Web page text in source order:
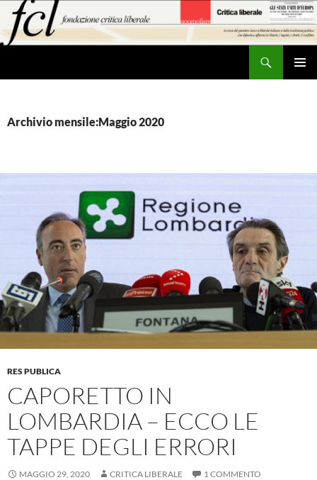
contenuto
Archivio mensile:Maggio 2020
RES PUBLICA
CAPORETTO IN
LOMBARDIA – ECCO LE
TAPPE DEGLI ERRORI
MAGGIO 29, 2020 CRITICA LIBERALE 1 COMMENTO